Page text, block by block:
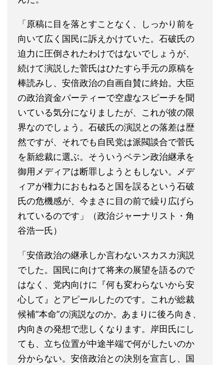
「原稿に目を落とすことなく、しっかり前を
向いて広く国民に訴えかけていた。石破氏の
迫力に圧倒されたわけではないでしょうが、
続けて演説した菅氏はひたすら手元の原稿を
棒読みし、安倍政治の自画自賛に終始。大臣
の政治資金パーティーで空虚なスピーチを聞
いている気分になりましたが、これが彼の限
界なのでしょう。石破氏の演説との落差は歴
然ですが、それでも自民党は派閥談合で菅氏
を新総裁に選ぶ。そういうペテン政治継承を
御用メディアは断罪しようともしない。メデ
ィアが権力におもねると国を誤るという石破
氏の危機感が、今まさに目の前で繰り広げら
れているのです」（政治ジャーナリスト・角
谷浩一氏）
「安倍政治の継承しか言わないスカスカ演説
でした。国民に向けて将来の展望を語るので
はなく、党内向けに『何も変わらないから安
心して』とアピールしたのです。これが総裁
候補“本命”の演説なのか。あまりに後ろ向き、
内向きの発想で悲しくなります。岸田氏にし
ても、立ち位置が中途半端で何がしたいのか
分からない。安倍政治との決別を宣言し、国